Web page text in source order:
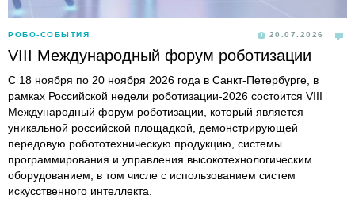
РОБО-СОБЫТИЯ 20.07.2026
VIII Международный форум роботизации
С 18 ноября по 20 ноября 2026 года в Санкт-Петербурге, в
рамках Российской недели роботизации-2026 состоится VIII
Международный форум роботизации, который является
уникальной российской площадкой, демонстрирующей
передовую робототехническую продукцию, системы
программирования и управления высокотехнологическим
оборудованием, в том числе с использованием систем
искусственного интеллекта.